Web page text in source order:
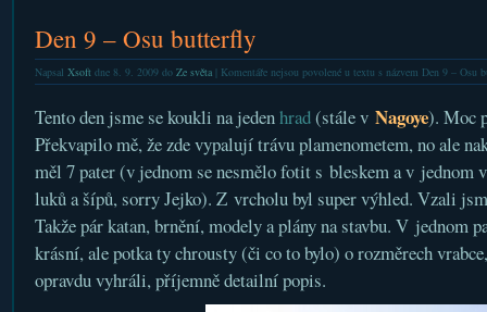
Den 9 – Osu butterfly
Napsal Xsoftdne 8. 9. 2009 do Ze světa| Komentáře nejsou povolenéu textu s názvem Den 9 – Osu
Tento den jsme se koukli na jedenhrad(stále v Nagoye). Moc
Překvapilo mě, že zde vypalují trávu plamenometem, no ale
měl 7 pater (v jednom se nesmělo fotit s bleskem a v jednom
luků a šípů, sorry Jejko). Z vrcholu byl super výhled. Vzali
Takže pár katan, brnění, modely a plány na stavbu. V jednom
krásní, ale potka ty chrousty (či co to bylo) o rozměrech
opravdu vyhráli, příjemně detailní popis.